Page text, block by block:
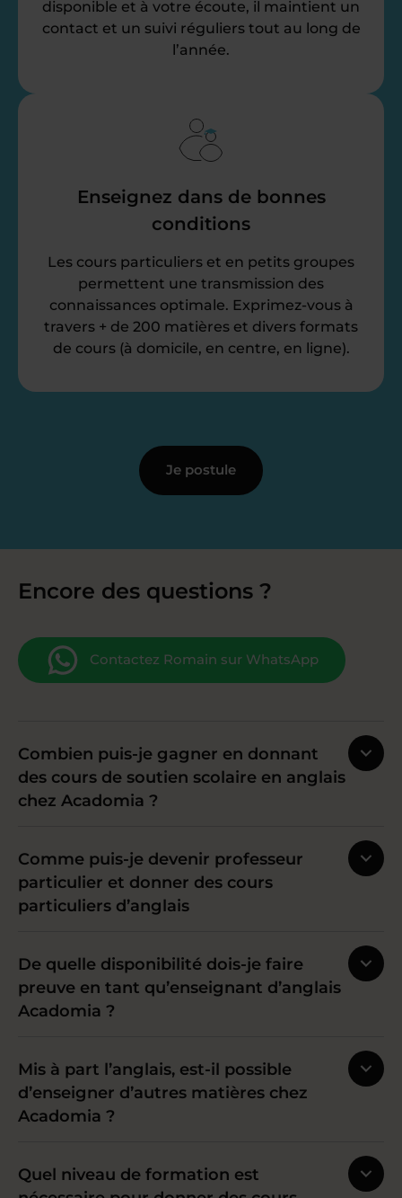
disponible et à votre écoute, il maintient un
contact et un suivi réguliers tout au long de
l’année.
Enseignez dans de bonnes
conditions
Les cours particuliers et en petits groupes
permettent une transmission des
connaissances optimale. Exprimez-vous à
travers + de 200 matières et divers formats
de cours (à domicile, en centre, en ligne).
Je postule
Encore des questions ?
Contactez Romain sur WhatsApp
Combien puis-je gagner en donnant
des cours de soutien scolaire en anglais
chez Acadomia ?
Comme puis-je devenir professeur
particulier et donner des cours
particuliers d’anglais
De quelle disponibilité dois-je faire
preuve en tant qu’enseignant d’anglais
Acadomia ?
Mis à part l’anglais, est-il possible
d’enseigner d’autres matières chez
Acadomia ?
Quel niveau de formation est